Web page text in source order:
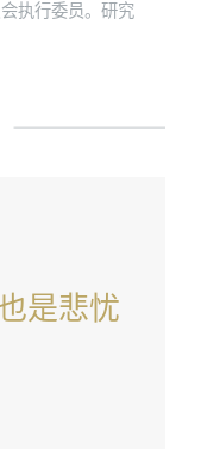
执行委员。研究
是悲忧